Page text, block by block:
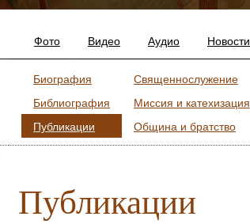
Фото Видео Аудио Новости
Биография
Библиография
Публикации
Священнослужение
Миссия и катехизация
Община и братство
Публикации